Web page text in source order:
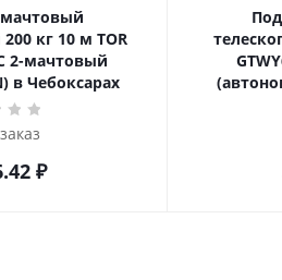
TOR
2-мачтовый
в Чебоксарах
₽